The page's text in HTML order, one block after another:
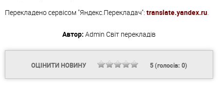
Перекладено сервісом "Яндекс.Перекладач": translate.yandex.ru
Автор: Admin Світ перекладів
ОЦІНИТИ НОВИНУ 5(голосів: 0)